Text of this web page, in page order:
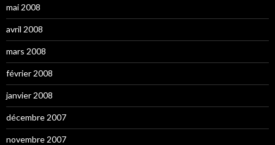
mai 2008
avril 2008
mars 2008
février 2008
janvier 2008
décembre 2007
novembre 2007